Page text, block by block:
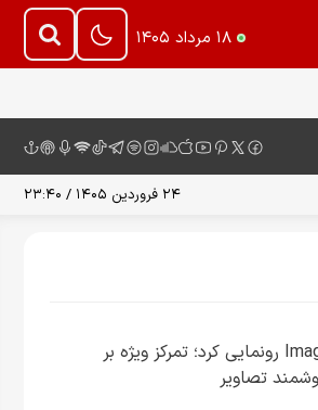
۱۸ مرداد ۱۴۰۵
۲۴ فروردین ۱۴۰۵ / ۲۳:۴۰
xAI از Imagine Image 2.0 رونمایی کرد؛ تمرکز ویژه بر
تصاویر